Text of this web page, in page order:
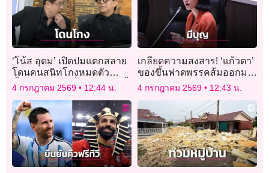
‘โน้ส อุดม’ เปิดปมแตกสลาย
โดนคนสนิทโกงหมดตัว
ช้ำใจต้องนับหนึ่งใหม่ในวัยนี้
4 กรกฎาคม 2569 12:44 น.
เกลียดความสงสาร! ‘แก้วตา’
ของขึ้นฟาดพรรคส้มออกมา
ได้ถือว่ามีบุญ
4 กรกฎาคม 2569 12:43 น.